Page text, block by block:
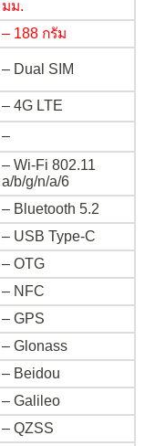
มม.
– 188 กรัม
– Dual SIM
– 4G LTE
–
– Wi-Fi 802.11
a/b/g/n/a/6
– Bluetooth 5.2
– USB Type-C
– OTG
– NFC
– GPS
– Glonass
– Beidou
– Galileo
– QZSS